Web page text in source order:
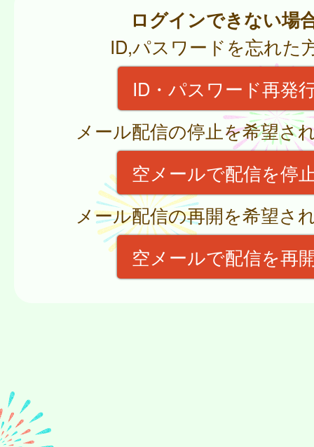
ログインできない場
ID,パスワードを忘れた
ID・パスワード再発
メール配信の停止を希望さ
空メールで配信を停
メール配信の再開を希望さ
空メールで配信を再